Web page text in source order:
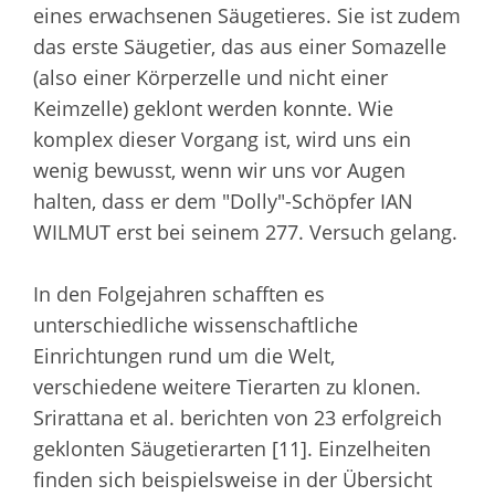
eines erwachsenen Säugetieres. Sie ist zudem
das erste Säugetier, das aus einer Somazelle
(also einer Körperzelle und nicht einer
Keimzelle) geklont werden konnte. Wie
komplex dieser Vorgang ist, wird uns ein
wenig bewusst, wenn wir uns vor Augen
halten, dass er dem "Dolly"-Schöpfer IAN
WILMUT erst bei seinem 277. Versuch gelang.
In den Folgejahren schafften es
unterschiedliche wissenschaftliche
Einrichtungen rund um die Welt,
verschiedene weitere Tierarten zu klonen.
Srirattana et al. berichten von 23 erfolgreich
geklonten Säugetierarten [11]. Einzelheiten
finden sich beispielsweise in der Übersicht